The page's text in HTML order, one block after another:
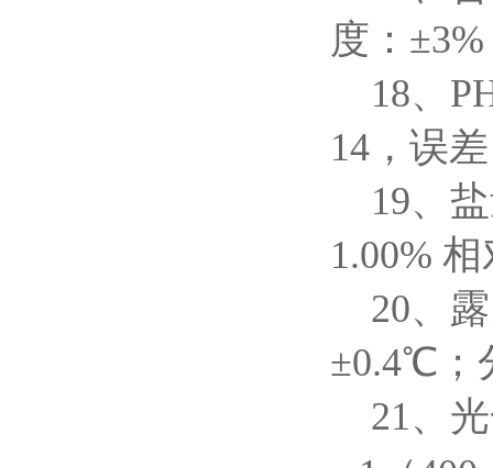
度：
18、
14，
19、
1.00%
20、
±0.4℃；
21、